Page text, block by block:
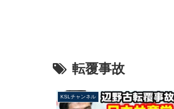
転覆事故
KSLチャンネル